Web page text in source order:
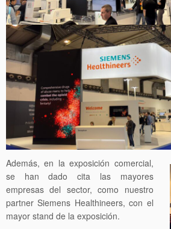
Además, en la exposición comercial,
se han dado cita las mayores
empresas del sector, como nuestro
partner Siemens Healthineers, con el
mayor stand de la exposición.